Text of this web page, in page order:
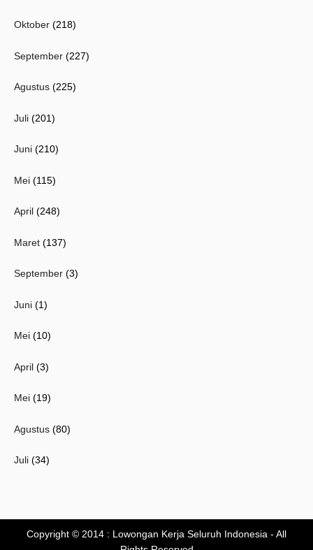
Oktober (218)
September (227)
Agustus (225)
Juli (201)
Juni (210)
Mei (115)
April (248)
Maret (137)
September (3)
Juni (1)
Mei (10)
April (3)
Mei (19)
Agustus (80)
Juli (34)
Copyright © 2014 : Lowongan Kerja Seluruh Indonesia - All